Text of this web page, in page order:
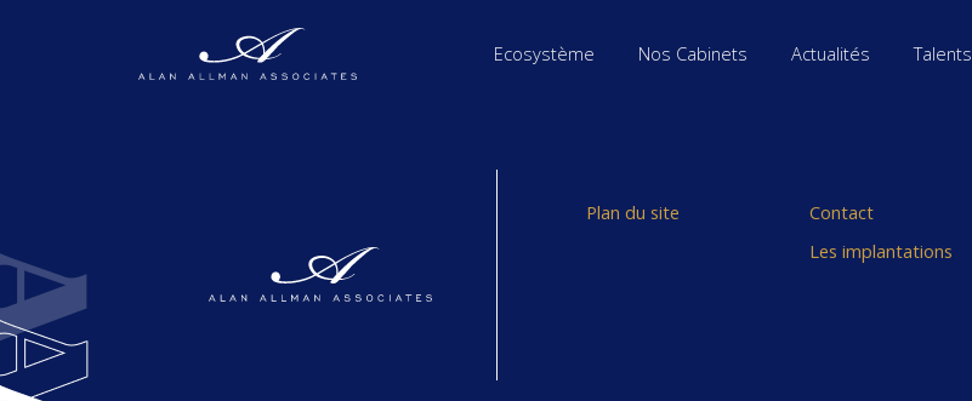
Ecosystème Nos Cabinets Actualités Talents
Plan du site
Contact
Les implantations